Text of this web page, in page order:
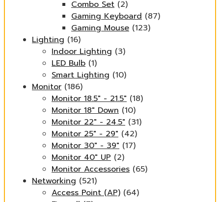
Combo Set (2)
Gaming Keyboard (87)
Gaming Mouse (123)
Lighting (16)
Indoor Lighting (3)
LED Bulb (1)
Smart Lighting (10)
Monitor (186)
Monitor 18.5" - 21.5" (18)
Monitor 18" Down (10)
Monitor 22" - 24.5" (31)
Monitor 25" - 29" (42)
Monitor 30" - 39" (17)
Monitor 40" UP (2)
Monitor Accessories (65)
Networking (521)
Access Point (AP) (64)